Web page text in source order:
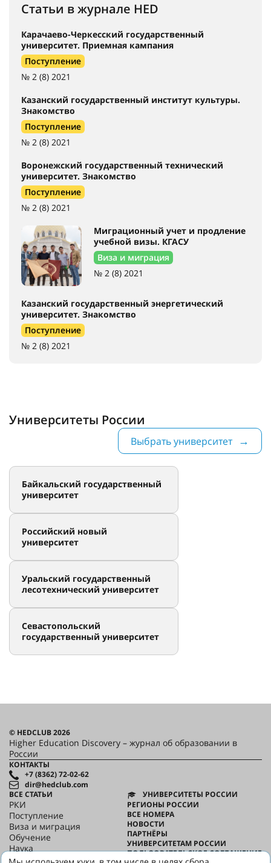
Статьи в журнале HED
Карачаево-Черкесский государственный
университет. Приемная кампания
Поступление
№ 2 (8) 2021
Казанский государственный институт культуры.
Знакомство
Поступление
№ 2 (8) 2021
Воронежский государственный технический
университет. Знакомство
Поступление
№ 2 (8) 2021
Миграционный учет и продление
учебной визы. КГАСУ
Виза и миграция
№ 2 (8) 2021
Казанский государственный энергетический
университет. Знакомство
Поступление
№ 2 (8) 2021
Университеты России
Выбрать университет
Байкальский государственный
университет
Российский новый
университет
Уральский государственный
лесотехнический университет
Севастопольский
государственный университет
© HEDCLUB 2026
Higher Education Discovery – журнал об образовании в
России
КОНТАКТЫ
+7 (8362) 72-02-62
dir@hedclub.com
ВСЕ СТАТЬИ
РКИ
Поступление
Виза и миграция
Обучение
Наука
HED_people
УНИВЕРСИТЕТЫ РОССИИ
РЕГИОНЫ РОССИИ
ВСЕ НОМЕРА
НОВОСТИ
ПАРТНЁРЫ
УНИВЕРСИТЕТАМ РОССИИ
ПОЛЬЗОВАТЕЛЬСКОЕ СОГЛАШЕНИЕ